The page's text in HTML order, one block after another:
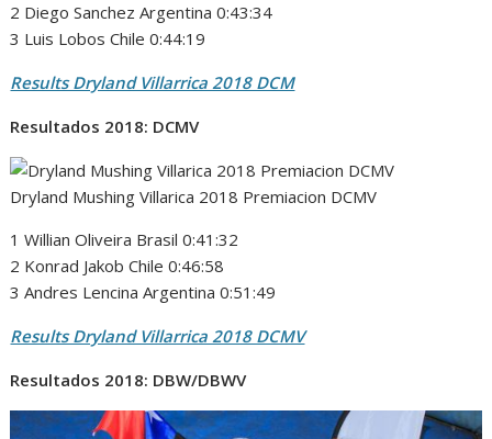
2 Diego Sanchez Argentina 0:43:34
3 Luis Lobos Chile 0:44:19
Results Dryland Villarrica 2018 DCM
Resultados 2018: DCMV
Dryland Mushing Villarica 2018 Premiacion DCMV
1 Willian Oliveira Brasil 0:41:32
2 Konrad Jakob Chile 0:46:58
3 Andres Lencina Argentina 0:51:49
Results Dryland Villarrica 2018 DCMV
Resultados 2018: DBW/DBWV